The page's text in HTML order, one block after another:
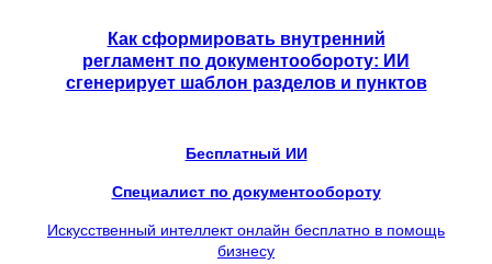
Как сформировать внутренний
регламент по документообороту: ИИ
сгенерирует шаблон разделов и пунктов
Бесплатный ИИ
Специалист по документообороту
Искусственный интеллект онлайн бесплатно в помощь
бизнесу